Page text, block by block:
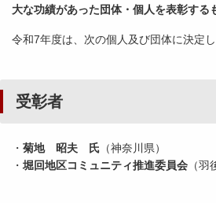
大な功績があった団体・個人を表彰する
令和7年度は、次の個人及び団体に決定し
受彰者
・ 菊地 昭夫 氏 （神奈川県）
・ 堀回地区コミュニティ推進委員会 （羽